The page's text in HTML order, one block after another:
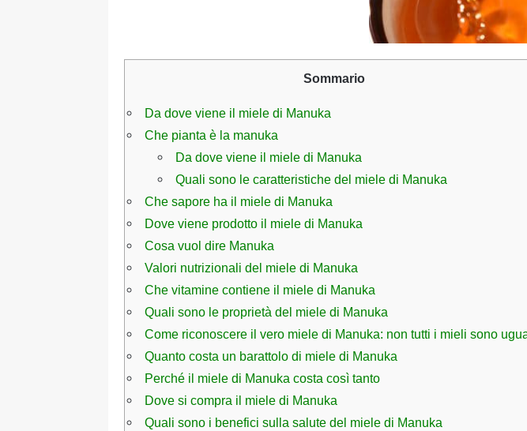
Sommario
Da dove viene il miele di Manuka
Che pianta è la manuka
Da dove viene il miele di Manuka
Quali sono le caratteristiche del miele di Manuka
Che sapore ha il miele di Manuka
Dove viene prodotto il miele di Manuka
Cosa vuol dire Manuka
Valori nutrizionali del miele di Manuka
Che vitamine contiene il miele di Manuka
Quali sono le proprietà del miele di Manuka
Come riconoscere il vero miele di Manuka: non tutti i mieli sono
Quanto costa un barattolo di miele di Manuka
Perché il miele di Manuka costa così tanto
Dove si compra il miele di Manuka
Quali sono i benefici sulla salute del miele di Manuka